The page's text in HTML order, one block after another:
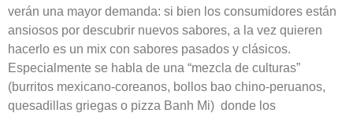
verán una mayor demanda: si bien los consumidores están
ansiosos por descubrir nuevos sabores, a la vez quieren
hacerlo es un mix con sabores pasados y clásicos.
Especialmente se habla de una “mezcla de culturas”
(burritos mexicano-coreanos, bollos bao chino-peruanos,
quesadillas griegas o pizza Banh Mi) donde los